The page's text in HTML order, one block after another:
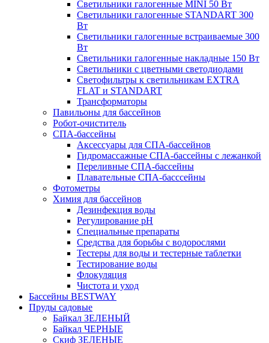
Светильники галогенные MINI 50 Вт
Светильники галогенные STANDART 300
Вт
Светильники галогенные встраиваемые 300
Вт
Светильники галогенные накладные 150 Вт
Светильники с цветными светодиодами
Светофильтры к светильникам EXTRA
FLAT и STANDART
Трансформаторы
Павильоны для бассейнов
Робот-очиститель
СПА-бассейны
Аксессуары для СПА-бассейнов
Гидромассажные СПА-бассейны с лежанкой
Переливные СПА-бассейны
Плавательные СПА-басссейны
Фотометры
Химия для бассейнов
Дезинфекция воды
Регулирование pH
Специальные препараты
Средства для борьбы с водорослями
Тестеры для воды и тестерные таблетки
Тестирование воды
Флокуляция
Чистота и уход
Бассейны BESTWAY
Пруды садовые
Байкал ЗЕЛЕНЫЙ
Байкал ЧЕРНЫЕ
Скиф ЗЕЛЕНЫЕ